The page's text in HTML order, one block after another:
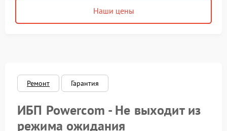
Наши цены
Ремонт Гарантия
ИБП Powercom - Не выходит из
режима ожидания